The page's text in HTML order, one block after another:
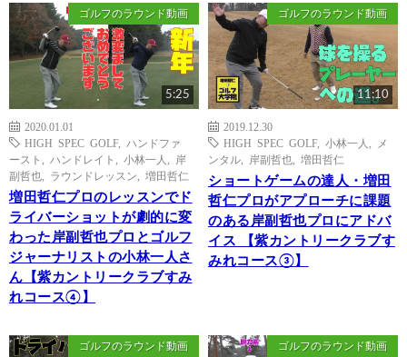
ゴルフのラウンド動画
5:25
2020.01.01
HIGH SPEC GOLF, ハンドファ
ースト
ハンドレイト 小林一人
岸
副哲也
ラウンドレッスン 増田哲仁
増田哲仁プロのレッスンでド
ライバーショットが劇的に変
わった岸副哲也プロとゴルフ
ジャーナリストの小林一人さ
ん【紫カントリークラブすみ
れコース④】
ゴルフのラウンド動画
11:10
2019.12.30
HIGH SPEC GOLF, 小林一人
メ
ンタル
岸副哲也 増田哲仁
ショートゲームの達人・増田
哲仁プロがアプローチに課題
のある岸副哲也プロにアドバ
イス 【紫カントリークラブす
みれコース③】
ゴルフのラウンド動画 ゴルフのラウンド動画